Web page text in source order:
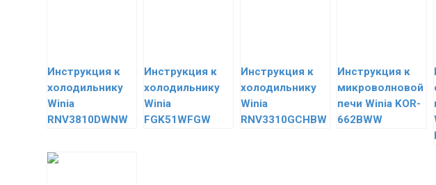
Инструкция к
холодильнику
Winia
RNV3810DWNW
Инструкция к
холодильнику
Winia
FGK51WFGW
Инструкция к
холодильнику
Winia
RNV3310GCHBW
Инструкция к
микроволновой
печи Winia KOR-
662BWW